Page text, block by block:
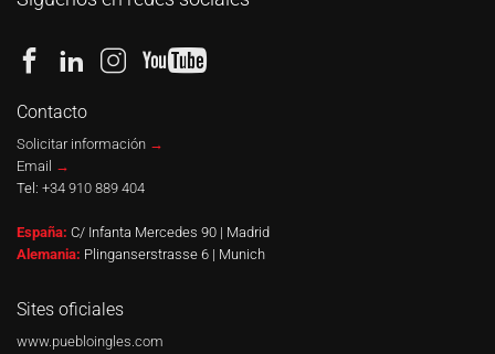
Contacto
Solicitar información →
Email →
Tel: +34 910 889 404
España: C/ Infanta Mercedes 90 | Madrid
Alemania: Plinganserstrasse 6 | Munich
Sites oficiales
www.puebloingles.com